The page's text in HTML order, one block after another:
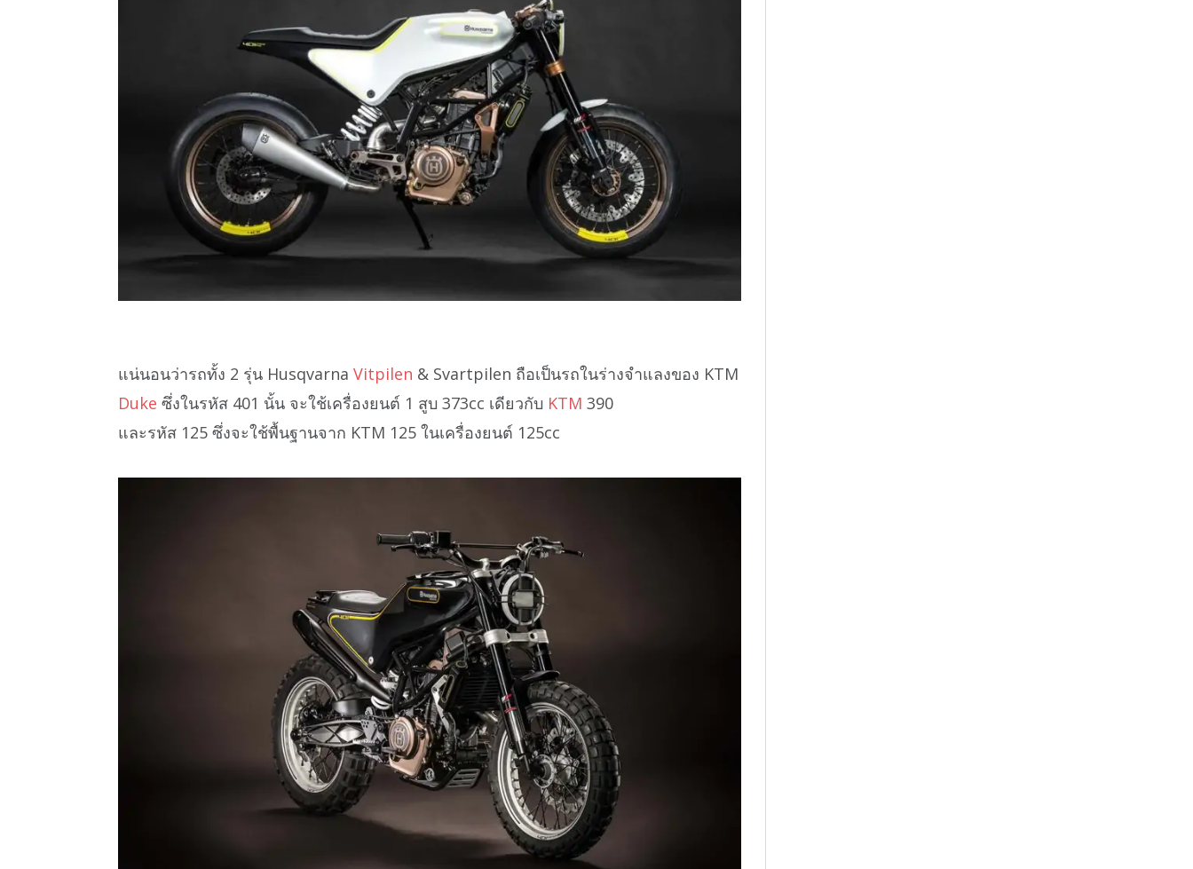
แน่นอนว่ารถทั้ง 2 รุ่น Husqvarna Vitpilen & Svartpilen ถือเป็นรถในร่างจำแลงของ KTM
Duke ซึ่งในรหัส 401 นั้น จะใช้เครื่องยนต์ 1 สูบ 373cc เดียวกับ KTM 390
และรหัส 125 ซึ่งจะใช้พื้นฐานจาก KTM 125 ในเครื่องยนต์ 125cc